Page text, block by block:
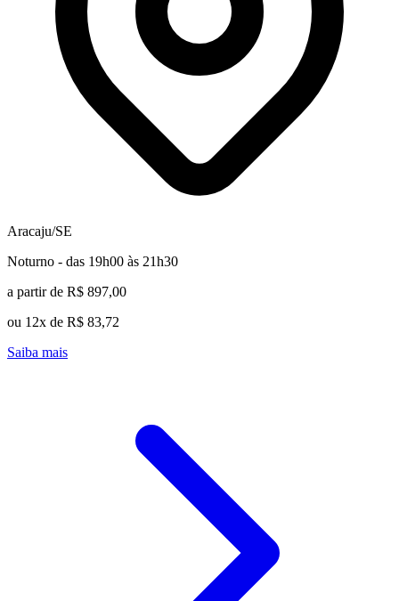
Aracaju/SE
Noturno - das 19h00 às 21h30
a partir de R$ 897,00
ou 12x de R$ 83,72
Saiba mais